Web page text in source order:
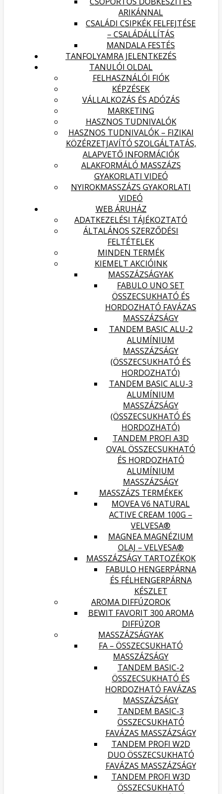
ARIKÁNNAL
CSALÁDI CSIPKÉK FELFEJTÉSE
– CSALÁDÁLLÍTÁS
MANDALA FESTÉS
TANFOLYAMRA JELENTKEZÉS
TANULÓI OLDAL
FELHASZNÁLÓI FIÓK
KÉPZÉSEK
VÁLLALKOZÁS ÉS ADÓZÁS
MARKETING
HASZNOS TUDNIVALÓK
HASZNOS TUDNIVALÓK – FIZIKAI
KÖZÉRZETJAVÍTÓ SZOLGÁLTATÁS,
ALAPVETŐ INFORMÁCIÓK
ALAKFORMÁLÓ MASSZÁZS
GYAKORLATI VIDEÓ
NYIROKMASSZÁZS GYAKORLATI
VIDEÓ
WEB ÁRUHÁZ
ADATKEZELÉSI TÁJÉKOZTATÓ
ÁLTALÁNOS SZERZŐDÉSI
FELTÉTELEK
MINDEN TERMÉK
KIEMELT AKCIÓINK
MASSZÁZSÁGYAK
FABULO UNO SET
ÖSSZECSUKHATÓ ÉS
HORDOZHATÓ FAVÁZAS
MASSZÁZSÁGY
TANDEM BASIC ALU-2
ALUMÍNIUM
MASSZÁZSÁGY
(ÖSSZECSUKHATÓ ÉS
HORDOZHATÓ)
TANDEM BASIC ALU-3
ALUMÍNIUM
MASSZÁZSÁGY
(ÖSSZECSUKHATÓ ÉS
HORDOZHATÓ)
TANDEM PROFI A3D
OVAL ÖSSZECSUKHATÓ
ÉS HORDOZHATÓ
ALUMÍNIUM
MASSZÁZSÁGY
MASSZÁZS TERMÉKEK
MOVEA V6 NATURAL
ACTIVE CREAM 100G –
VELVESA®
MAGNEA MAGNÉZIUM
OLAJ – VELVESA®
MASSZÁZSÁGY TARTOZÉKOK
FABULO HENGERPÁRNA
ÉS FÉLHENGERPÁRNA
KÉSZLET
AROMA DIFFÚZOROK
BEWIT FAVORIT 300 AROMA
DIFFÚZOR
MASSZÁZSÁGYAK
FA – ÖSSZECSUKHATÓ
MASSZÁZSÁGY
TANDEM BASIC-2
ÖSSZECSUKHATÓ ÉS
HORDOZHATÓ FAVÁZAS
MASSZÁZSÁGY
TANDEM BASIC-3
ÖSSZECSUKHATÓ
FAVÁZAS MASSZÁZSÁGY
TANDEM PROFI W2D
DUO ÖSSZECSUKHATÓ
FAVÁZAS MASSZÁZSÁGY
TANDEM PROFI W3D
ÖSSZECSUKHATÓ